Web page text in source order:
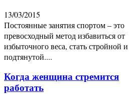
13/03/2015
Постоянные занятия спортом – это
превосходный метод избавиться от
избыточного веса, стать стройной и
подтянутой....
Когда женщина стремится
работать